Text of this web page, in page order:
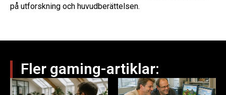
på utforskning och huvudberättelsen.
Fler gaming-artiklar: